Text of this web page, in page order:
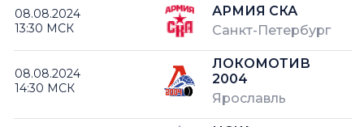
08.08.2024
13:30 МСК
АРМИЯ СКА
Санкт-Петербург
08.08.2024
14:30 МСК
ЛОКОМОТИВ
2004
Ярославль